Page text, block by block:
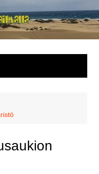
Matkalla
maailmalla